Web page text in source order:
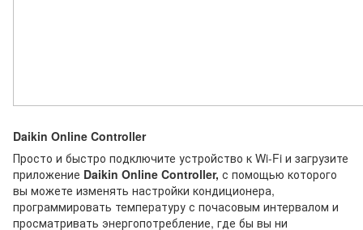
Daikin Online Controller
Просто и быстро подключите устройство к Wi-Fi и загрузите
приложение Daikin Online Controller, с помощью которого
вы можете изменять настройки кондиционера,
программировать температуру с почасовым интервалом и
просматривать энергопотребление, где бы вы ни